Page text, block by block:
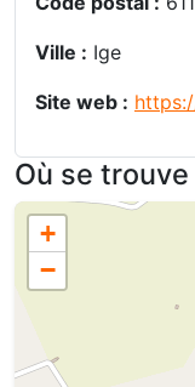
Ville : Ige
Site web :
Où se
+
−